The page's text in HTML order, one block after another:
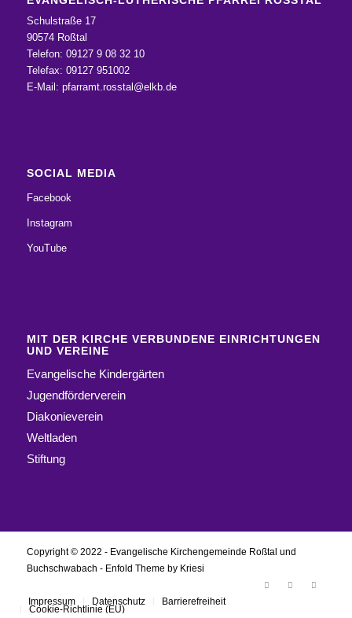
Schulstraße 17
90574 Roßtal
Telefon: 09127 9 08 32 10
Telefax: 09127 951002
E-Mail: pfarramt.rosstal@elkb.de
SOCIAL MEDIA
Facebook
Instagram
YouTube
MIT DER KIRCHE VERBUNDENE EINRICHTUNGEN
UND VEREINE
Evangelische Kindergärten
Jugendförderverein
Diakonieverein
Weltladen
Stiftung
Copyright © 2022 - Evangelische Kirchengemeinde Roßtal und
Buchschwabach - Enfold Theme by Kriesi
Impressum Datenschutz Barrierefreiheit
Cookie-Richtlinie (EU)